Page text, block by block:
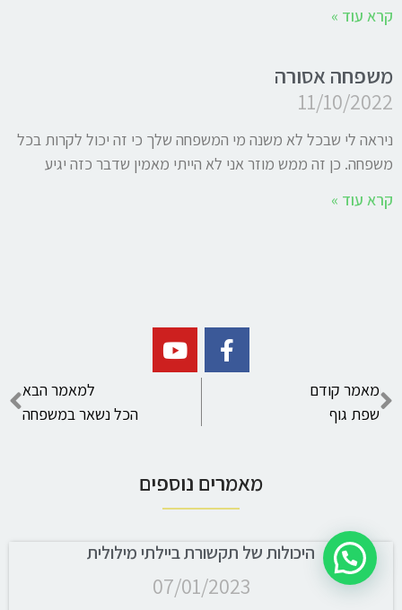
קרא עוד »
משפחה אסורה
11/10/2022
ניראה לי שבכל לא משנה מי המשפחה שלך כי זה יכול לקרות בכל
משפחה. כן זה ממש מוזר אני לא הייתי מאמין שדבר כזה יגיע
קרא עוד »
מאמר קודם
שפת גוף
למאמר הבא
הכל נשאר במשפחה
מאמרים נוספים
היכולות של תקשורת ביילתי מילולית
07/01/2023